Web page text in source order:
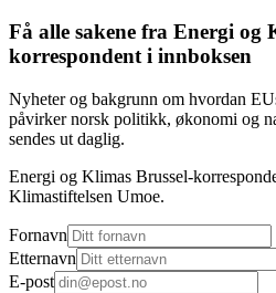
Få alle sakene fra Energi og
korrespondent i innboksen
Nyheter og bakgrunn om hvordan
påvirker norsk politikk, økonomi og
sendes ut daglig.
Energi og Klimas Brussel-
Klimastiftelsen Umoe.
Fornavn
Etternavn
E-post